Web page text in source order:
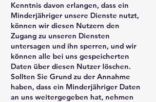
Kenntnis davon erlangen, dass ein
Minderjähriger unsere Dienste nutzt,
können wir diesen Nutzern den
Zugang zu unseren Diensten
untersagen und ihn sperren, und wir
können alle bei uns gespeicherten
Daten über diesen Nutzer löschen.
Sollten Sie Grund zu der Annahme
haben, dass ein Minderjähriger Daten
an uns weitergegeben hat, nehmen